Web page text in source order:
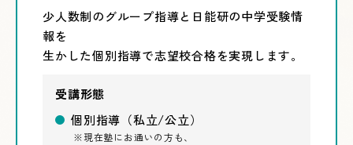
少人数制のグループ指導と日能研の中学受験情
報を
生かした個別指導で志望校合格を実現します。
受講形態
個別指導（私立/公立）
現在塾にお通いの方も、